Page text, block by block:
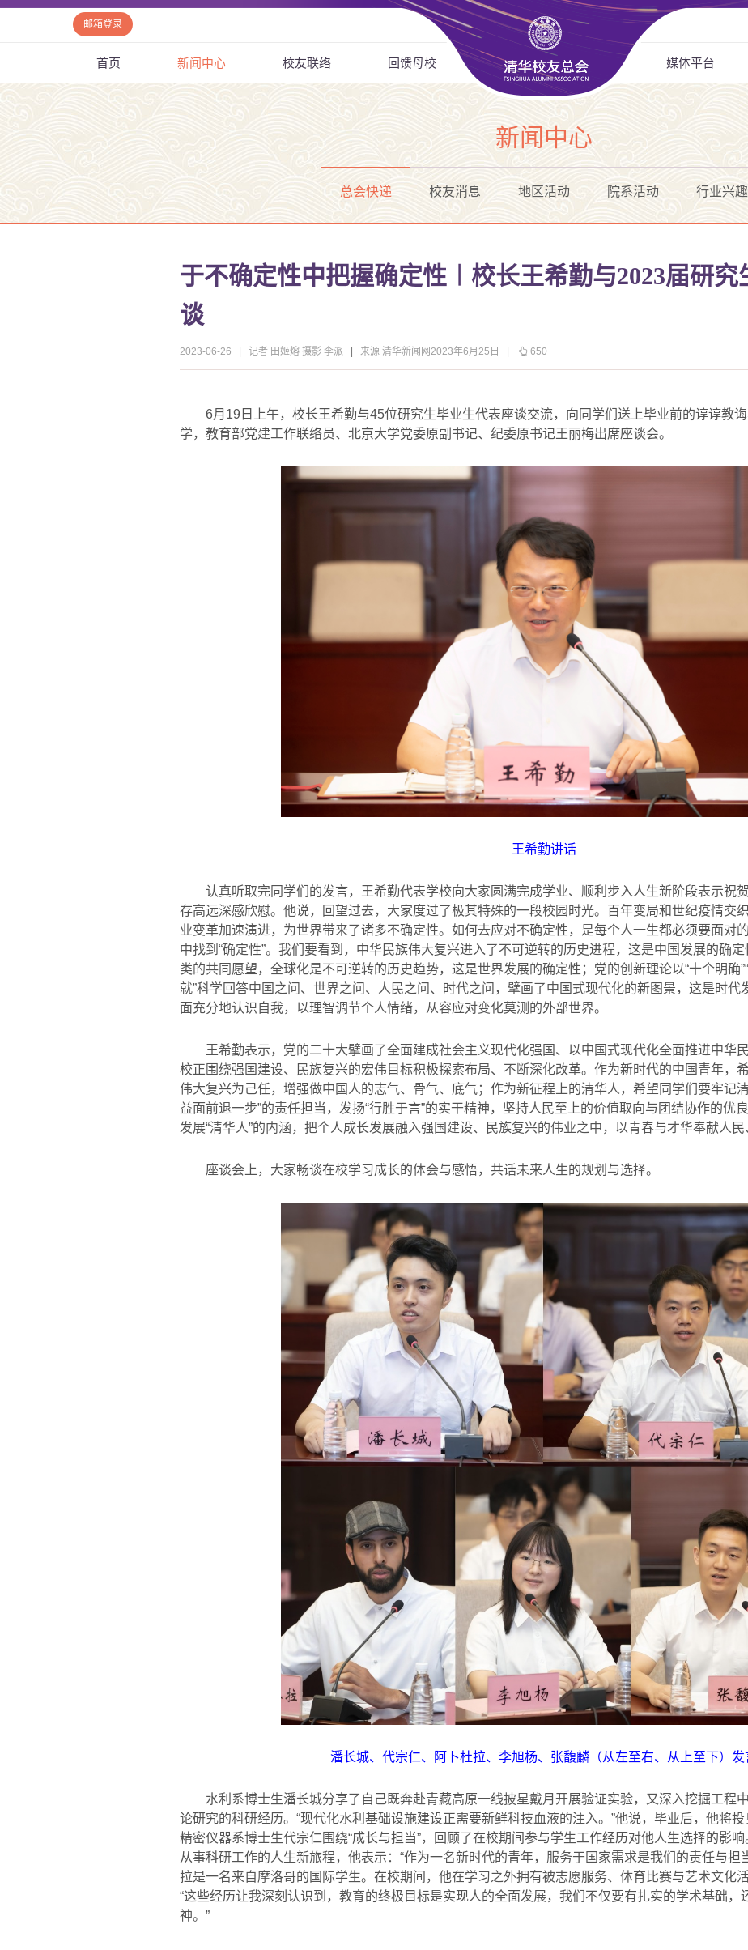
邮箱登录
首页 新闻中心 校友联络 回馈母校 媒体平台
新闻中心
总会快递 校友消息 地区活动 院系活动 行业兴趣
于不确定性中把握确定性︱校长王希勤与2023届研
谈
2023-06-26 记者 田姬熔 摄影 李派 来源 清华新闻网2023年6月25日 650
6月 19 日上午，校长王希勤与45位研究生毕业生代表座谈交流，向同学们送上毕业前的谆谆教
学，教育部党建工作联络员、北京大学党委原副书记、纪委原书记王丽梅出席座谈会。
王希勤讲话
认真听取完同学们的发言，王希勤代表学校向大家圆满完成学业、顺利步入人生新阶段表示祝
存高远深感欣慰。他说，回望过去，大家度过了极其特殊的一段校园时光。百年变局和世纪疫情交
业变革加速演进，为世界带来了诸多不确定性。如何去应对不确定性，是每个人一生都必须要面对
中找到“确定性”。我们要看到，中华民族伟大复兴进入了不可逆转的历史进程，这是中国发展的确
类的共同愿望，全球化是不可逆转的历史趋势，这是世界发展的确定性；党的创新理论以“十个明确
就”科学回答中国之问、世界之问、人民之问、时代之问，擘画了中国式现代化的新图景，这是时代
面充分地认识自我，以理智调节个人情绪，从容应对变化莫测的外部世界。
王希勤表示，党的二十大擘画了全面建成社会主义现代化强国、以中国式现代化全面推进中华
校正围绕强国建设、民族复兴的宏伟目标积极探索布局、不断深化改革。作为新时代的中国青年，
伟大复兴为己任，增强做中国人的志气、骨气、底气；作为新征程上的清华人，希望同学们要牢记
益面前退一步”的责任担当，发扬“行胜于言”的实干精神，坚持人民至上的价值取向与团结协作的优
发展“清华人”的内涵，把个人成长发展融入强国建设、民族复兴的伟业之中，以青春与才华奉献人民
座谈会上，大家畅谈在校学习成长的体会与感悟，共话未来人生的规划与选择。
潘长城、代宗仁、阿卜杜拉、李旭杨、张馥麟（从左至右、从上至下）发
水利系博士生潘长城分享了自己既奔赴青藏高原一线披星戴月开展验证实验，又深入挖掘工程
论研究的科研经历。“现代化水利基础设施建设正需要新鲜科技血液的注入。”他说，毕业后，他将投
精密仪器系博士生代宗仁围绕“成长与担当”，回顾了在校期间参与学生工作经历对他人生选择的影
从事科研工作的人生新旅程，他表示：“作为一名新时代的青年，服务于国家需求是我们的责任与担
拉是一名来自摩洛哥的国际学生。在校期间，他在学习之外拥有被志愿服务、体育比赛与艺术文化
“这些经历让我深刻认识到，教育的终极目标是实现人的全面发展，我们不仅要有扎实的学术基础，
神。”